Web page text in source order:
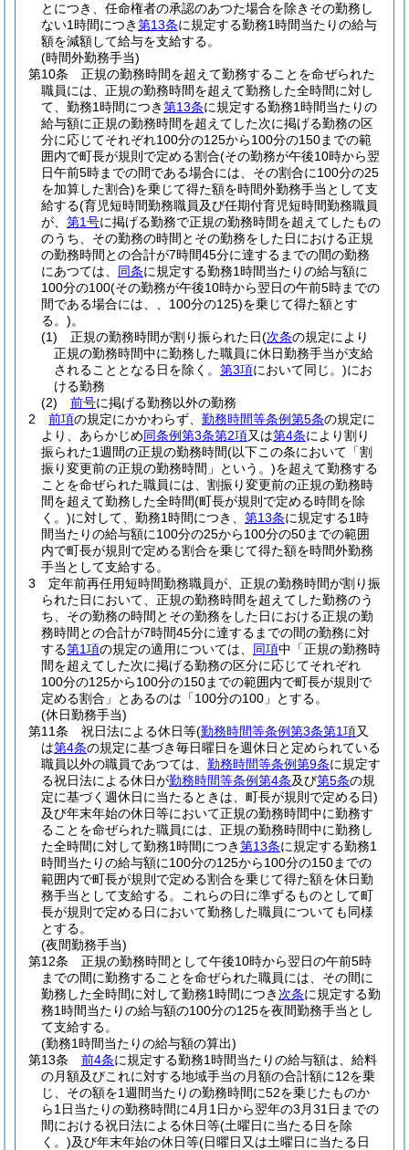
とにつき、任命権者の承認のあつた場合を除きその勤務し
ない1時間につき第13条に規定する勤務1時間当たりの給与
額を減額して給与を支給する。
(時間外勤務手当)
第10条
正規の勤務時間を超えて勤務することを命ぜられた
職員には、正規の勤務時間を超えて勤務した全時間に対し
て、勤務1時間につき第13条に規定する勤務1時間当たりの
給与額に正規の勤務時間を超えてした次に掲げる勤務の区
分に応じてそれぞれ100分の125から100分の150までの範
囲内で町長が規則で定める割合(その勤務が午後10時から翌
日午前5時までの間である場合には、その割合に100分の25
を加算した割合)を乗じて得た額を時間外勤務手当として支
給する(育児短時間勤務職員及び任期付育児短時間勤務職員
が、 第1号に掲げる勤務で正規の勤務時間を超えてしたもの
のうち、その勤務の時間とその勤務をした日における正規
の勤務時間との合計が7時間45分に達するまでの間の勤務
にあつては、 同条に規定する勤務1時間当たりの給与額に
100分の100(その勤務が午後10時から翌日の午前5時までの
間である場合には、、100分の125)を乗じて得た額とす
る。)。
(1)
正規の勤務時間が割り振られた日(次条の規定により
正規の勤務時間中に勤務した職員に休日勤務手当が支給
されることとなる日を除く。 第3項において同じ。)にお
ける勤務
(2)
前号に掲げる勤務以外の勤務
2
前項の規定にかかわらず、 勤務時間等条例第5条の規定に
より、あらかじめ同条例第3条第2項又は第4条により割り
振られた1週間の正規の勤務時間(以下この条において「割
振り変更前の正規の勤務時間」という。)を超えて勤務する
ことを命ぜられた職員には、割振り変更前の正規の勤務時
間を超えて勤務した全時間(町長が規則で定める時間を除
く。)に対して、勤務1時間につき、 第13条に規定する1時
間当たりの給与額に100分の25から100分の50までの範囲
内で町長が規則で定める割合を乗じて得た額を時間外勤務
手当として支給する。
3
定年前再任用短時間勤務職員が、正規の勤務時間が割り振
られた日において、正規の勤務時間を超えてした勤務のう
ち、その勤務の時間とその勤務をした日における正規の勤
務時間との合計が7時間45分に達するまでの間の勤務に対
する第1項の規定の適用については、 同項中「正規の勤務時
間を超えてした次に掲げる勤務の区分に応じてそれぞれ
100分の125から100分の150までの範囲内で町長が規則で
定める割合」とあるのは「100分の100」とする。
(休日勤務手当)
第11条
祝日法による休日等(勤務時間等条例第3条第1項又
は第4条の規定に基づき毎日曜日を週休日と定められている
職員以外の職員であつては、 勤務時間等条例第9条に規定す
る祝日法による休日が勤務時間等条例第4条及び第5条の規
定に基づく週休日に当たるときは、町長が規則で定める日)
及び年末年始の休日等において正規の勤務時間中に勤務す
ることを命ぜられた職員には、正規の勤務時間中に勤務し
た全時間に対して勤務1時間につき第13条に規定する勤務1
時間当たりの給与額に100分の125から100分の150までの
範囲内で町長が規則で定める割合を乗じて得た額を休日勤
務手当として支給する。
これらの日に準ずるものとして町
長が規則で定める日において勤務した職員についても同様
とする。
(夜間勤務手当)
第12条
正規の勤務時間として午後10時から翌日の午前5時
までの間に勤務することを命ぜられた職員には、その間に
勤務した全時間に対して勤務1時間につき 次条に規定する勤
務1時間当たりの給与額の100分の125を夜間勤務手当とし
て支給する。
(勤務1時間当たりの給与額の算出)
第13条
前4条に規定する勤務1時間当たりの給与額は、給料
の月額及びこれに対する地域手当の月額の合計額に12を乗
じ、その額を1週間当たりの勤務時間に52を乗じたものか
ら1日当たりの勤務時間に4月1日から翌年の3月31日までの
間における祝日法による休日等(土曜日に当たる日を除
く。)及び年末年始の休日等(日曜日又は土曜日に当たる日